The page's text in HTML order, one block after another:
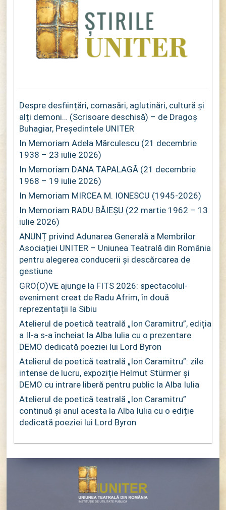
Despre desființări, comasări, aglutinări, cultură și
alți demoni… (Scrisoare deschisă) – de Dragoș
Buhagiar, Președintele UNITER
In Memoriam Adela Mărculescu (21 decembrie
1938 – 23 iulie 2026)
In Memoriam DANA TAPALAGĂ (21 decembrie
1968 – 19 iulie 2026)
In Memoriam MIRCEA M. IONESCU (1945-2026)
In Memoriam RADU BĂIEȘU (22 martie 1962 – 13
iulie 2026)
ANUNȚ privind Adunarea Generală a Membrilor
Asociației UNITER – Uniunea Teatrală din România
pentru alegerea conducerii și descărcarea de
gestiune
GRO(O)VE ajunge la FITS 2026: spectacolul-
eveniment creat de Radu Afrim, în două
reprezentații la Sibiu
Atelierul de poetică teatrală „Ion Caramitru”, ediția
a II-a s-a încheiat la Alba Iulia cu o prezentare
DEMO dedicată poeziei lui Lord Byron
Atelierul de poetică teatrală „Ion Caramitru”: zile
intense de lucru, expoziție Helmut Stürmer și
DEMO cu intrare liberă pentru public la Alba Iulia
Atelierul de poetică teatrală „Ion Caramitru”
continuă și anul acesta la Alba Iulia cu o ediție
dedicată poeziei lui Lord Byron